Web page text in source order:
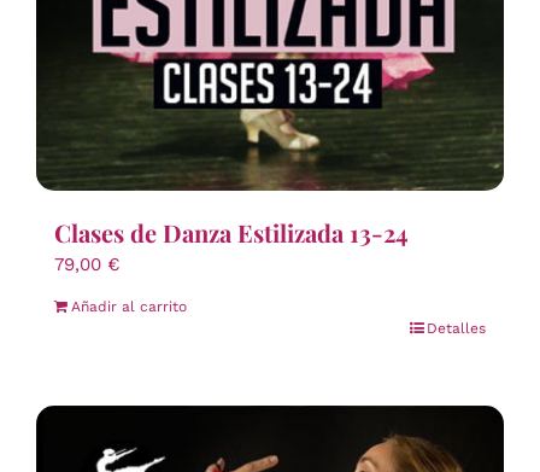
Clases de Danza Estilizada 13-24
79,00 €
Añadir al carrito
Detalles